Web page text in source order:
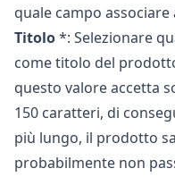
quale campo associare
Titolo*: Selezionare
come titolo del
questo valore accetta
150 caratteri, di
più lungo, il prodotto
probabilmente non